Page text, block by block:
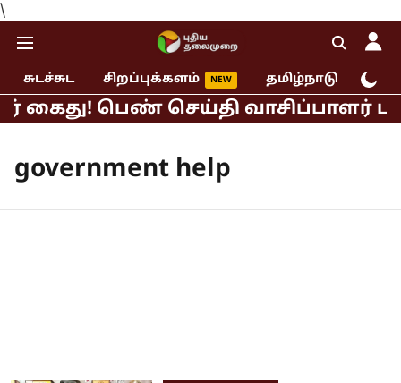
\
சுடச்சுட சிறப்புக்களம் தமிழ்நாடு
கைது! பெண் செய்தி வாசிப்பாளர்
government help